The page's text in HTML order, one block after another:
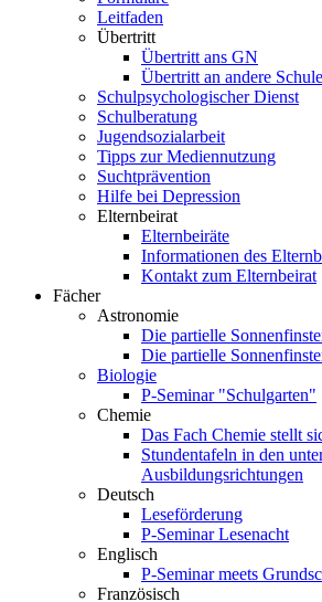
Leitfaden
Übertritt
Übertritt ans GN
Übertritt an andere
Schulpsychologischer Dienst
Schulberatung
Jugendsozialarbeit
Tipps zur Mediennutzung
Suchtprävention
Hilfe bei Depression
Elternbeirat
Elternbeiräte
Informationen des
Kontakt zum Elternbeirat
Fächer
Astronomie
Die partielle
Die partielle
Biologie
P-Seminar "Schulgarten"
Chemie
Das Fach Chemie stellt
Stundentafeln in den
Ausbildungsrichtungen
Deutsch
Leseförderung
P-Seminar Lesenacht
Englisch
P-Seminar meets
Französisch